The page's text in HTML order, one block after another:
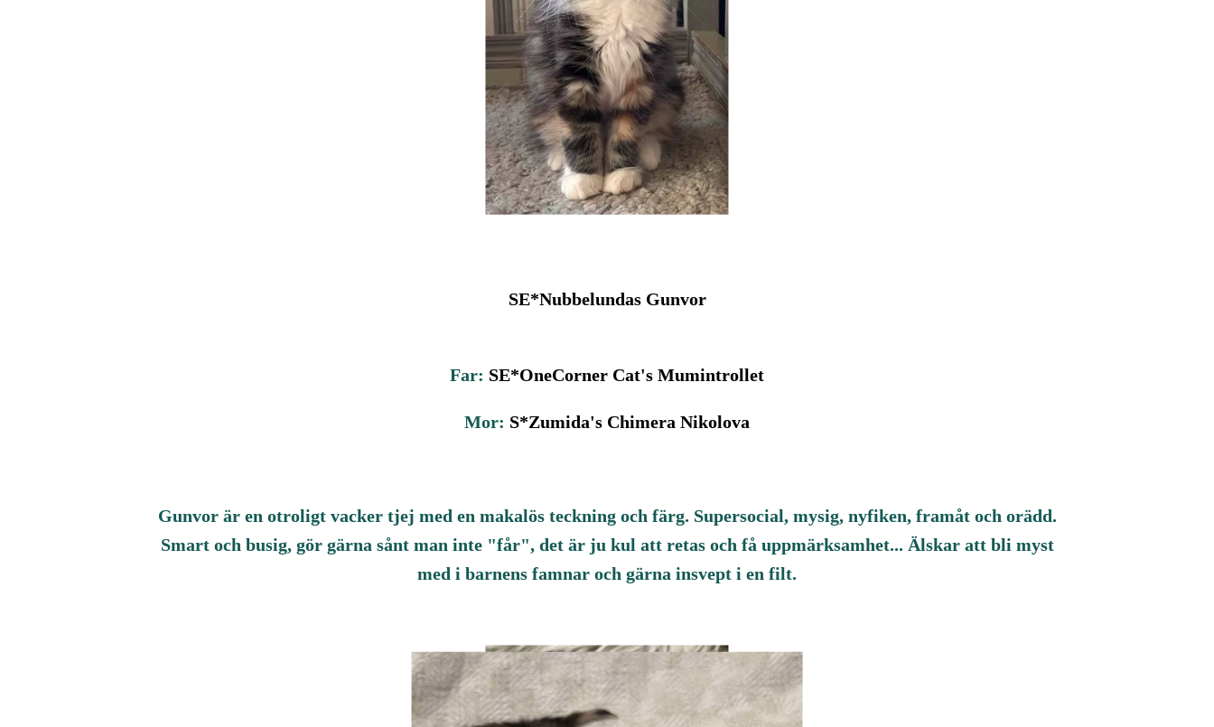
SE*Nubbelundas Gunvor
Far: SE*OneCorner Cat's Mumintrollet
Mor: S*Zumida's Chimera Nikolova
Gunvor är en otroligt vacker tjej med en makalös teckning och färg. Supersocial, mysig, nyfiken, framåt och orädd.
Smart och busig, gör gärna sånt man inte "får", det är ju kul att retas och få uppmärksamhet... Älskar att bli myst
med i barnens famnar och gärna insvept i en filt.